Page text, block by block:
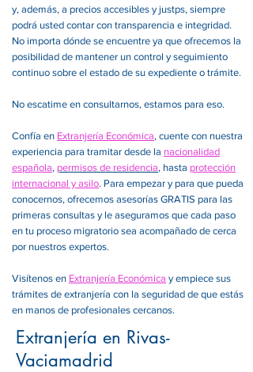
y, además, a precios accesibles y justps, siempre
podrá usted contar con transparencia e integridad.
No importa dónde se encuentre ya que ofrecemos la
posibilidad de mantener un control y seguimiento
continuo sobre el estado de su expediente o trámite.
No escatime en consultarnos, estamos para eso.
Confía en Extranjería Económica, cuente con nuestra
experiencia para tramitar desde la nacionalidad
española, permisos de residencia, hasta protección
internacional y asilo. Para empezar y para que pueda
conocernos, ofrecemos asesorías GRATIS para las
primeras consultas y le aseguramos que cada paso
en tu proceso migratorio sea acompañado de cerca
por nuestros expertos.
Visítenos en Extranjería Económica y empiece sus
trámites de extranjería con la seguridad de que estás
en manos de profesionales cercanos.
Extranjería en Rivas-
Vaciamadrid